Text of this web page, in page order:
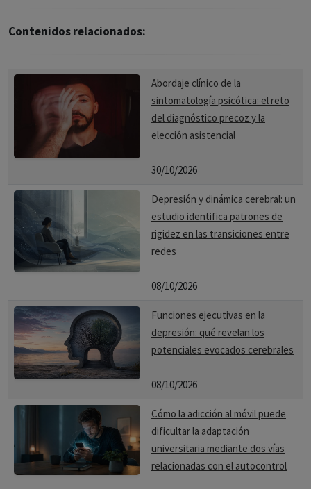
Contenidos relacionados:
Abordaje clínico de la
sintomatología psicótica: el reto
del diagnóstico precoz y la
elección asistencial
30/10/2026
Depresión y dinámica cerebral: un
estudio identifica patrones de
rigidez en las transiciones entre
redes
08/10/2026
Funciones ejecutivas en la
depresión: qué revelan los
potenciales evocados cerebrales
08/10/2026
Cómo la adicción al móvil puede
dificultar la adaptación
universitaria mediante dos vías
relacionadas con el autocontrol